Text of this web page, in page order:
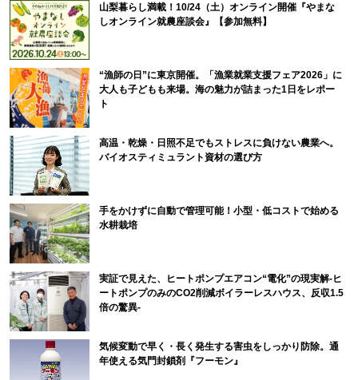
山梨暮らし満載！10/24（土）オンライン開催『やまな
しオンライン就農座談会』【参加無料】
“漁師の日”に東京開催。「漁業就業支援フェア2026」に
大人も子どもも来場。海の魅力が詰まった1日をレポー
ト
高温・乾燥・日照不足でもストレスに負けない農業へ。
バイオスティミュラント資材の選び方
手をかけずに自動で管理可能！小型・低コストで始める
水耕栽培
実証で見えた、ヒートポンプエアコン“電化”の現実解-ヒ
ートポンプのみのCO2削減ボイラーレスハウス、反収1.5
倍の驚異-
気候変動で早く・長く発生する害虫をしっかり防除。通
年使える気門封鎖剤『フーモン』